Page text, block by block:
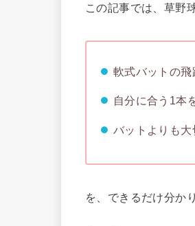
この記事では、草野
軟式バットの
自分に合う1本
バットよりも大
を、できるだけ分か